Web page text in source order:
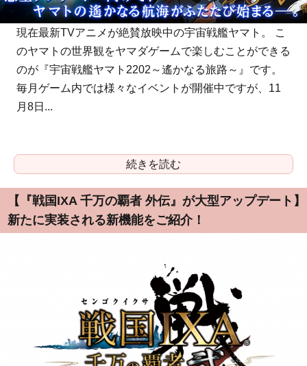
現在最新TVアニメが絶賛放映中の宇宙戦艦ヤマト。 こ
のヤマトの世界観をヤマダゲームで楽しむことができる
のが『宇宙戦艦ヤマト2202～遙かなる旅路～』です。
毎月ゲーム内では様々なイベントが開催中ですが、11
月8日...
続きを読む
【『戦国IXA 千万の覇者 外伝』が大型アップデート】
新たに実装される新機能をご紹介！